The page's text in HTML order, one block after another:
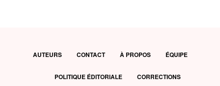
AUTEURS CONTACT À PROPOS ÉQUIPE
POLITIQUE ÉDITORIALE CORRECTIONS